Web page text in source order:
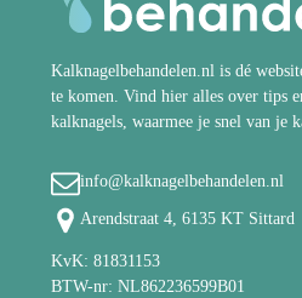
Kalknagelbehandelen.nl is dé
te komen. Vind hier alles over tips
kalknagels, waarmee je snel van je
info@kalknagelbehandelen.nl
Arendstraat 4, 6135 KT Sittard
KvK: 81831153
BTW-nr: NL862236599B01